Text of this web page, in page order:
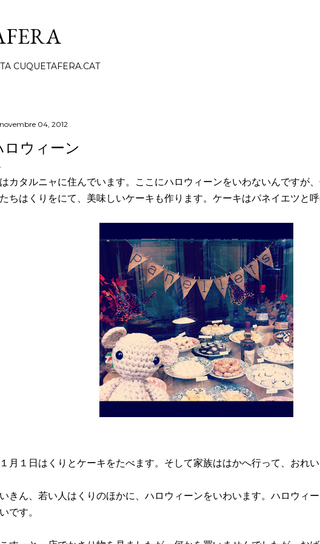
CUQUETAFERA.CAT
04, 2012
ロウィーン
カタルニャに住んでいます。ここにハロウィーンをいわないんですが、
ちはくりをにて、美味しいケーキも作ります。ケーキはパネイエツと呼
月１日はくりとケーキをたべます。そして家族ははかへ行って、おれい
きん、若い人はくりのほかに、ハロウィーンをいわいます。ハロウィ
です。